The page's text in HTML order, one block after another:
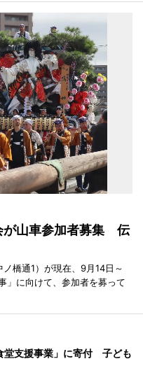
が山車参加者募集 伝
橋通1）が現在、9月14日～
」に向けて、参加者を募って
堂支援事業」に寄付 子ども